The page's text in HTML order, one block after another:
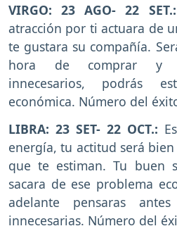
VIRGO: 23 AGO- 22 SET.:
atracción por ti actuara de
te gustara su compañía.
hora de comprar y
innecesarios, podrás
económica. Número del
LIBRA: 23 SET- 22 OCT.:
energía, tu actitud será
que te estiman. Tu buen
sacara de ese problema
adelante pensaras
innecesarias. Número del